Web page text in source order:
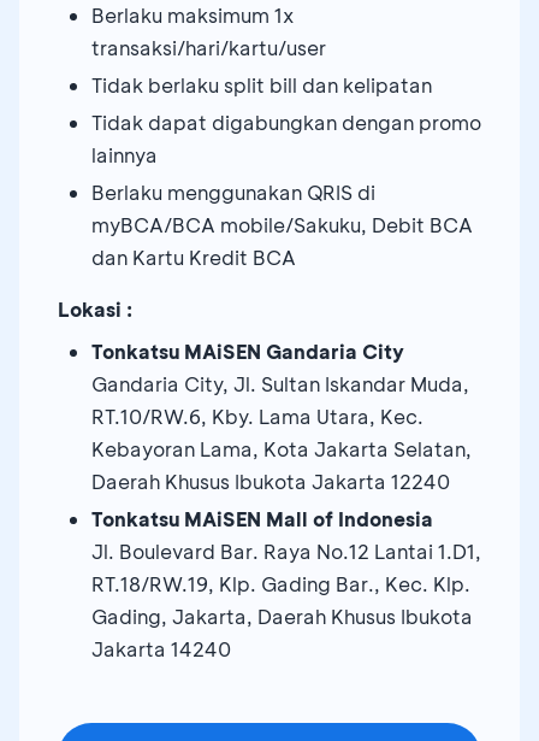
Berlaku maksimum 1x
transaksi/hari/kartu/user
Tidak berlaku split bill dan kelipatan
Tidak dapat digabungkan dengan promo
lainnya
Berlaku menggunakan QRIS di
myBCA/BCA mobile/Sakuku, Debit BCA
dan Kartu Kredit BCA
Lokasi :
Tonkatsu MAiSEN Gandaria City
Gandaria City, Jl. Sultan Iskandar Muda,
RT.10/RW.6, Kby. Lama Utara, Kec.
Kebayoran Lama, Kota Jakarta Selatan,
Daerah Khusus Ibukota Jakarta 12240
Tonkatsu MAiSEN Mall of Indonesia
Jl. Boulevard Bar. Raya No.12 Lantai 1.D1,
RT.18/RW.19, Klp. Gading Bar., Kec. Klp.
Gading, Jakarta, Daerah Khusus Ibukota
Jakarta 14240